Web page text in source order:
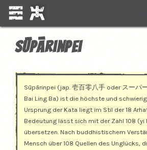
Sūpārinpei
Sūpārinpei (jap. 壱百零八手 oder スーパ
Bai Ling Ba) ist die höchste und
Ursprung der Kata liegt im Stil der 18
Bedeutung lässt sich mit der Zahl 108 (yi
übersetzen. Nach buddhistischem
Mensch über 108 Quellen des Unglücks,